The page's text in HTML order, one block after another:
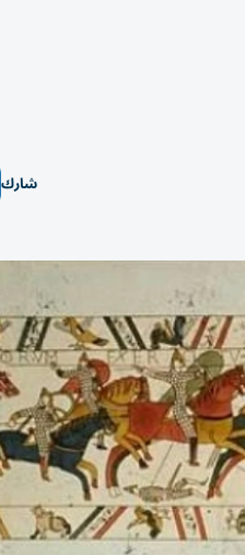
شارك